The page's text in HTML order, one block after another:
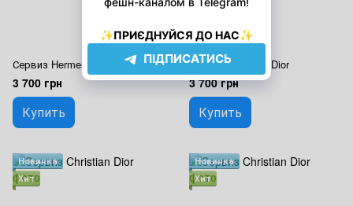
Сервиз Hermes
3 700 грн
Купить
Сервиз Christian Dior
3 700 грн
Купить
Новинка
Хит
Новинка
Хит